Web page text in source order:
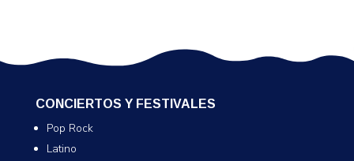
CONCIERTOS Y FESTIVALES
Pop Rock
Latino